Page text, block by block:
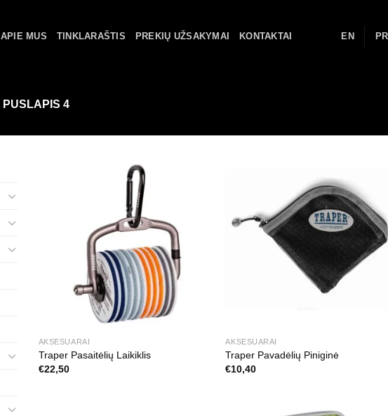
APIE MUS TINKLARAŠTIS PREKIŲ UŽSAKYMAI KONTAKTAI EN
PUSLAPIS 4
AKSESUARAI
Traper Pasaitėlių Laikiklis
€22,50
AKSESUARAI
Traper Pavadėlių Piniginė
€10,40